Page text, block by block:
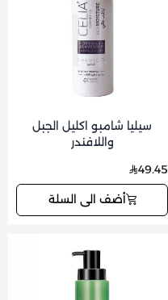
سيليا شامبو اكليل الجبل
واللافندر
49.45
أضف الى السلة